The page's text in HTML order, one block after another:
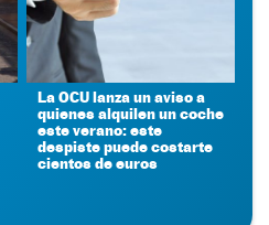
La OCU lanza un aviso a
quienes alquilen un coche
este verano: este
despiste puede costarte
cientos de euros